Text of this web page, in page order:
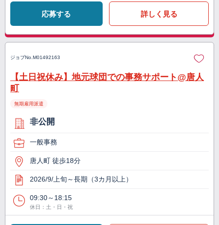
応募する 詳しく見る
ジョブNo. M01492163
【土日祝休み】地元球団での事務サポート@唐人
町
無期雇用派遣
非公開
一般事務
唐人町 徒歩18分
2026/9/上旬～長期（3カ月以上）
09:30～18:15
休日：土・日・祝